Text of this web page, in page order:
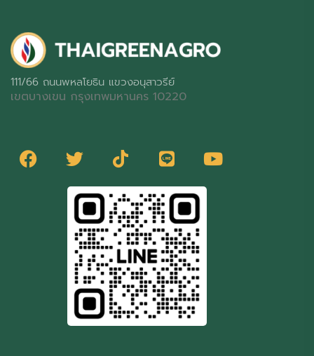
111/66 ถนนพหลโยธิน แขวงอนุสาวรีย์
เขตบางเขน กรุงเทพมหานคร 10220